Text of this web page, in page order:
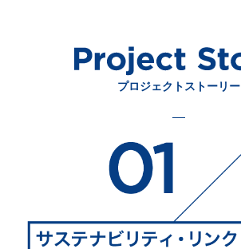
プロジェクトストーリー